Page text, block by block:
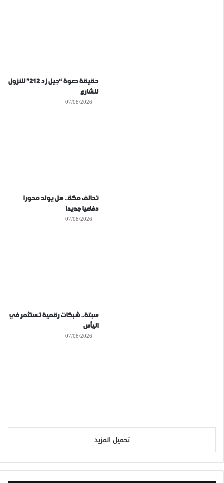
حقيقة دعوة “جيل زد 212” للنزول
للشارع
07/08/2026
تحالف مكة.. هل يولد محورا
دفاعيا جديدا
07/08/2026
سبتة.. شبكات رقمية تستثمر في
اليأس
07/08/2026
تحميل المزيد